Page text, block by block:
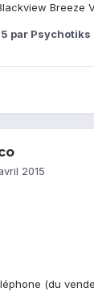
Breeze
par Psychotiks
2015
(du